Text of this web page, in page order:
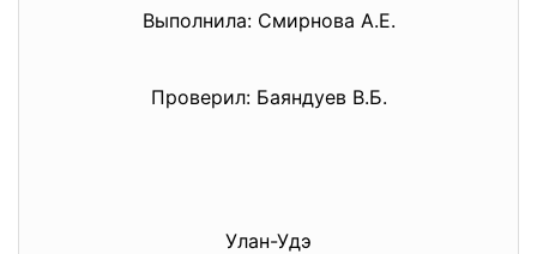
Выполнила: Смирнова А.Е.
Проверил: Баяндуев В.Б.
Улан-Удэ